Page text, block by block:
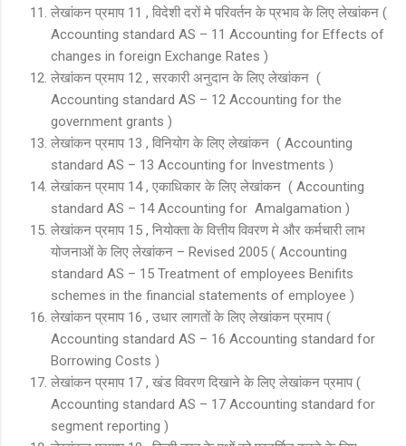
लेखांकन प्रमाप 11 , विदेशी दरों मे परिवर्तन के प्रभाव के लिए लेखांकन (
Accounting standard AS – 11 Accounting for Effects of
changes in foreign Exchange Rates )
लेखांकन प्रमाप 12 , सरकारी अनुदान के लिए लेखांकन (
Accounting standard AS – 12 Accounting for the
government grants )
लेखांकन प्रमाप 13 , विनियोग के लिए लेखांकन ( Accounting
standard AS – 13 Accounting for Investments )
लेखांकन प्रमाप 14 , एकाधिकार के लिए लेखांकन ( Accounting
standard AS – 14 Accounting for Amalgamation )
लेखांकन प्रमाप 15 , नियोक्ता के वित्तीय विवरण मे और कर्मचारी लाभ
योजनाओं के लिए लेखांकन – Revised 2005 ( Accounting
standard AS – 15 Treatment of employees Benifits
schemes in the financial statements of employee )
लेखांकन प्रमाप 16 , उधार लागतों के लिए लेखांकन प्रमाप (
Accounting standard AS – 16 Accounting standard for
Borrowing Costs )
लेखांकन प्रमाप 17 , खंड विवरण दिखाने के लिए लेखांकन प्रमाप (
Accounting standard AS – 17 Accounting standard for
segment reporting )